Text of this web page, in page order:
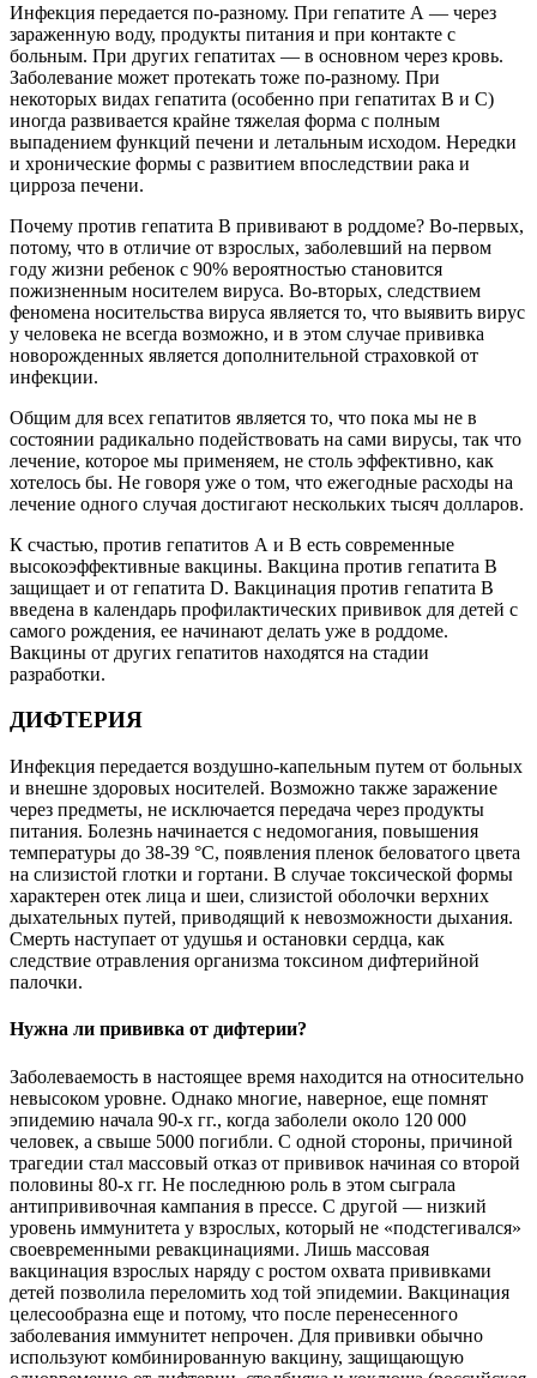
Инфекция передается по-разному. При гепатите А — через
зараженную воду, продукты питания и при контакте с
больным. При других гепатитах — в основном через кровь.
Заболевание может протекать тоже по-разному. При
некоторых видах гепатита (особенно при гепатитах В и С)
иногда развивается крайне тяжелая форма с полным
выпадением функций печени и летальным исходом. Нередки
и хронические формы с развитием впоследствии рака и
цирроза печени.
Почему против гепатита В прививают в роддоме? Во-первых,
потому, что в отличие от взрослых, заболевший на первом
году жизни ребенок с 90% вероятностью становится
пожизненным носителем вируса. Во-вторых, следствием
феномена носительства вируса является то, что выявить вирус
у человека не всегда возможно, и в этом случае прививка
новорожденных является дополнительной страховкой от
инфекции.
Общим для всех гепатитов является то, что пока мы не в
состоянии радикально подействовать на сами вирусы, так что
лечение, которое мы применяем, не столь эффективно, как
хотелось бы. Не говоря уже о том, что ежегодные расходы на
лечение одного случая достигают нескольких тысяч долларов.
К счастью, против гепатитов А и В есть современные
высокоэффективные вакцины. Вакцина против гепатита В
защищает и от гепатита D. Вакцинация против гепатита В
введена в календарь профилактических прививок для детей с
самого рождения, ее начинают делать уже в роддоме.
Вакцины от других гепатитов находятся на стадии
разработки.
ДИФТЕРИЯ
Инфекция передается воздушно-капельным путем от больных
и внешне здоровых носителей. Возможно также заражение
через предметы, не исключается передача через продукты
питания. Болезнь начинается с недомогания, повышения
температуры до 38-39 °С, появления пленок беловатого цвета
на слизистой глотки и гортани. В случае токсической формы
характерен отек лица и шеи, слизистой оболочки верхних
дыхательных путей, приводящий к невозможности дыхания.
Смерть наступает от удушья и остановки сердца, как
следствие отравления организма токсином дифтерийной
палочки.
Нужна ли прививка от дифтерии?
Заболеваемость в настоящее время находится на относительно
невысоком уровне. Однако многие, наверное, еще помнят
эпидемию начала 90-х гг., когда заболели около 120 000
человек, а свыше 5000 погибли. С одной стороны, причиной
трагедии стал массовый отказ от прививок начиная со второй
половины 80-х гг. Не последнюю роль в этом сыграла
антипрививочная кампания в прессе. С другой — низкий
уровень иммунитета у взрослых, который не «подстегивался»
своевременными ревакцинациями. Лишь массовая
вакцинация взрослых наряду с ростом охвата прививками
детей позволила переломить ход той эпидемии. Вакцинация
целесообразна еще и потому, что после перенесенного
заболевания иммунитет непрочен. Для прививки обычно
используют комбинированную вакцину, защищающую